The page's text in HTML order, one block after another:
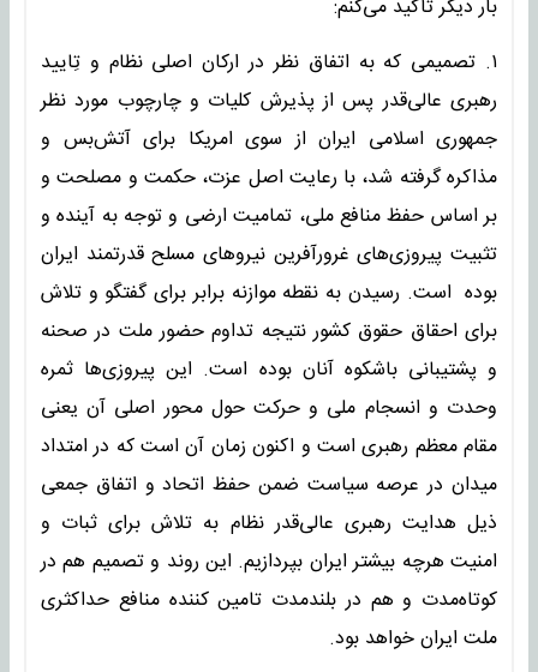
بار دیگر تأکید می‌کنم:
۱. تصمیمی که به اتفاق نظر در ارکان اصلی نظام و تِایید
رهبری عالی‌قدر پس از پذیرش کلیات و چارچوب مورد نظر
جمهوری اسلامی ایران از سوی امریکا برای آتش‌بس و
مذاکره گرفته شد، با رعایت اصل عزت، حکمت و مصلحت و
بر اساس حفظ منافع ملی، تمامیت ارضی و توجه به آینده و
تثبیت پیروزی‌های غرورآفرین نیروهای مسلح قدرتمند ایران
بوده است. رسیدن به نقطه موازنه برابر برای گفتگو و تلاش
برای احقاق حقوق کشور نتیجه تداوم حضور ملت در صحنه
و پشتیبانی باشکوه آنان بوده است. این پیروزی‌ها ثمره
وحدت و انسجام ملی و حرکت حول محور اصلی آن یعنی
مقام معظم رهبری است و اکنون زمان آن است که در امتداد
میدان در عرصه سیاست ضمن حفظ اتحاد و اتفاق جمعی
ذیل هدایت رهبری عالی‌قدر نظام به تلاش برای ثبات و
امنیت هرچه بیشتر ایران بپردازیم. این روند و تصمیم هم در
کوتاه‌مدت و هم در بلندمدت تامین کننده منافع حداکثری
ملت ایران خواهد بود.